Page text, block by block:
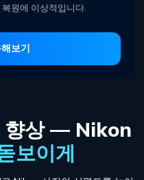
원에 이상적입니다.
보기
상— Nikon
보이게